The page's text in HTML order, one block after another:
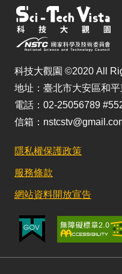
科技大觀園 ©2020 All
地址：臺北市大安區和
電話：02-25056789
信箱：
隱私權保護政策
服務條款
網站資料開放宣告